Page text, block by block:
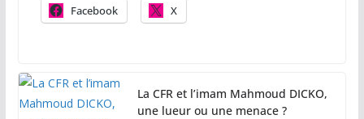
Facebook X
La CFR et l’imam Mahmoud DICKO,
une lueur ou une menace ?